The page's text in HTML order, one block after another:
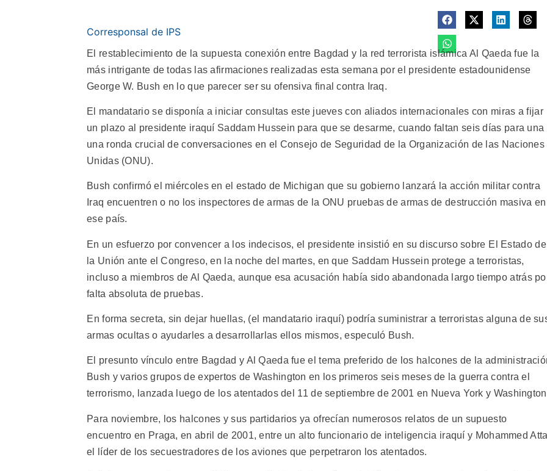
Corresponsal de IPS
El restablecimiento de la supuesta conexión entre Bagdad y la red terrorista islámica Al Qaeda fue la
más intrigante de todas las afirmaciones realizadas esta semana por el presidente estadounidense
George W. Bush en lo que parecer ser su ofensiva final contra Iraq.
El mandatario se disponía a iniciar consultas este jueves con aliados internacionales con miras a fijar
un plazo al presidente iraquí Saddam Hussein para que se desarme, cuando faltan seis días para una
una ronda crucial de conversaciones en el Consejo de Seguridad de la Organización de las Naciones
Unidas (ONU).
Bush confirmó el miércoles en el estado de Michigan que su gobierno lanzará la acción militar contra
Iraq encuentren o no los inspectores de armas de la ONU pruebas de armas de destrucción masiva en
ese país.
En un esfuerzo por convencer a los indecisos, el presidente insistió en su discurso sobre El Estado de
la Unión ante el Congreso, en la noche del martes, en que Saddam Hussein protege a terroristas,
incluso a miembros de Al Qaeda, aunque esa acusación había sido abandonada largo tiempo atrás
falta absoluta de pruebas.
En forma secreta, sin dejar huellas, (el mandatario iraquí) podría suministrar a terroristas alguna de
armas ocultas o ayudarles a desarrollarlas ellos mismos, especuló Bush.
El presunto vínculo entre Bagdad y Al Qaeda fue el tema preferido de los halcones de la
Bush y varios grupos de expertos de Washington en los primeros seis meses de la guerra contra el
terrorismo, lanzada luego de los atentados del 11 de septiembre de 2001 en Nueva York y
Para noviembre, los halcones y sus partidarios ya ofrecían numerosos relatos de un supuesto
encuentro en Praga, en abril de 2001, entre un alto funcionario de inteligencia iraquí y Mohammed
el líder de los secuestradores de los aviones que perpetraron los atentados.